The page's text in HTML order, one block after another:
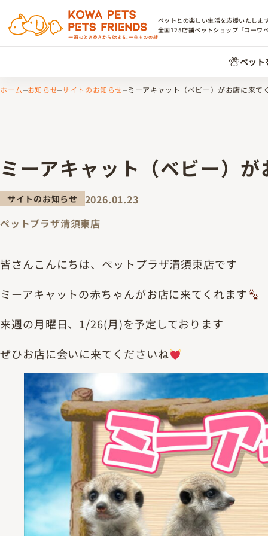
ペットとの楽しい生活を応援いたしま
全国125店舗ペットショップ「コーワ
ペット
ホーム お知らせ サイトのお知らせ ミーアキャット（ベビー）がお店に来て
ミーアキャット（ベビー）
サイトのお知らせ
2026.01.23
ペットプラザ清須東店
皆さんこんにちは、ペットプラザ清須東店です
ミーアキャットの赤ちゃんがお店に来てくれます
来週の月曜日、1/26(月)を予定しております
ぜひお店に会いに来てくださいね